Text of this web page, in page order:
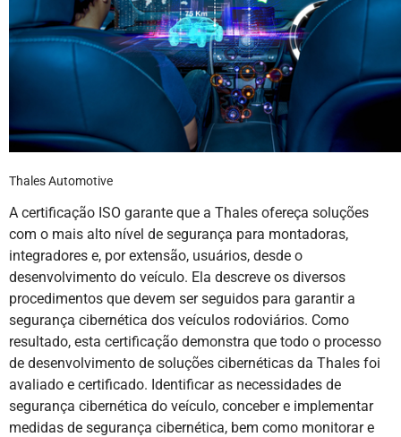
Thales Automotive
A certificação ISO garante que a Thales ofereça soluções
com o mais alto nível de segurança para montadoras,
integradores e, por extensão, usuários, desde o
desenvolvimento do veículo. Ela descreve os diversos
procedimentos que devem ser seguidos para garantir a
segurança cibernética dos veículos rodoviários. Como
resultado, esta certificação demonstra que todo o processo
de desenvolvimento de soluções cibernéticas da Thales foi
avaliado e certificado. Identificar as necessidades de
segurança cibernética do veículo, conceber e implementar
medidas de segurança cibernética, bem como monitorar e